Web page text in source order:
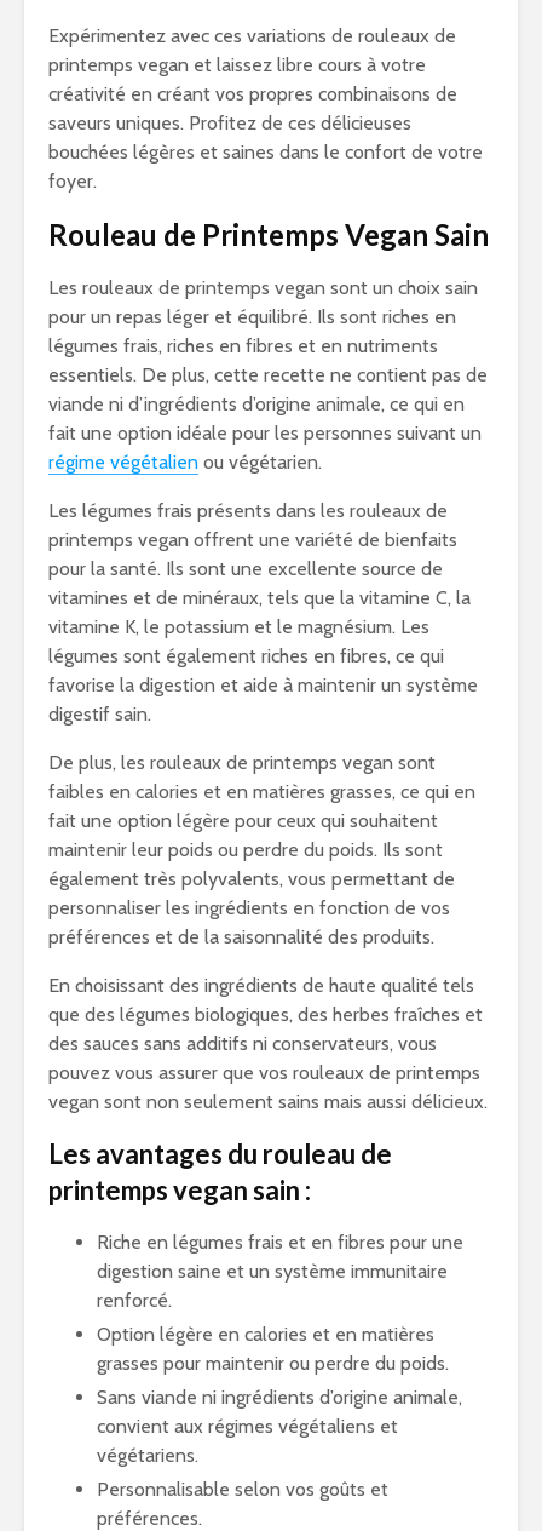
Expérimentez avec ces variations de rouleaux de
printemps vegan et laissez libre cours à votre
créativité en créant vos propres combinaisons de
saveurs uniques. Profitez de ces délicieuses
bouchées légères et saines dans le confort de votre
foyer.
Rouleau de Printemps Vegan Sain
Les rouleaux de printemps vegan sont un choix sain
pour un repas léger et équilibré. Ils sont riches en
légumes frais, riches en fibres et en nutriments
essentiels. De plus, cette recette ne contient pas de
viande ni d’ingrédients d’origine animale, ce qui en
fait une option idéale pour les personnes suivant un
régime végétalien ou végétarien.
Les légumes frais présents dans les rouleaux de
printemps vegan offrent une variété de bienfaits
pour la santé. Ils sont une excellente source de
vitamines et de minéraux, tels que la vitamine C, la
vitamine K, le potassium et le magnésium. Les
légumes sont également riches en fibres, ce qui
favorise la digestion et aide à maintenir un système
digestif sain.
De plus, les rouleaux de printemps vegan sont
faibles en calories et en matières grasses, ce qui en
fait une option légère pour ceux qui souhaitent
maintenir leur poids ou perdre du poids. Ils sont
également très polyvalents, vous permettant de
personnaliser les ingrédients en fonction de vos
préférences et de la saisonnalité des produits.
En choisissant des ingrédients de haute qualité tels
que des légumes biologiques, des herbes fraîches et
des sauces sans additifs ni conservateurs, vous
pouvez vous assurer que vos rouleaux de printemps
vegan sont non seulement sains mais aussi délicieux.
Les avantages du rouleau de
printemps vegan sain :
Riche en légumes frais et en fibres pour une
digestion saine et un système immunitaire
renforcé.
Option légère en calories et en matières
grasses pour maintenir ou perdre du poids.
Sans viande ni ingrédients d’origine animale,
convient aux régimes végétaliens et
végétariens.
Personnalisable selon vos goûts et
préférences.